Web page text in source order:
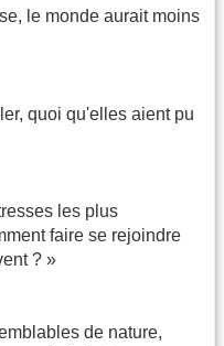
le monde aurait moins
quoi qu'elles aient pu
les plus
faire se rejoindre
? »
de nature,